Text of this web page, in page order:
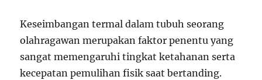
Keseimbangan termal dalam tubuh seorang
olahragawan merupakan faktor penentu yang
sangat memengaruhi tingkat ketahanan serta
kecepatan pemulihan fisik saat bertanding.